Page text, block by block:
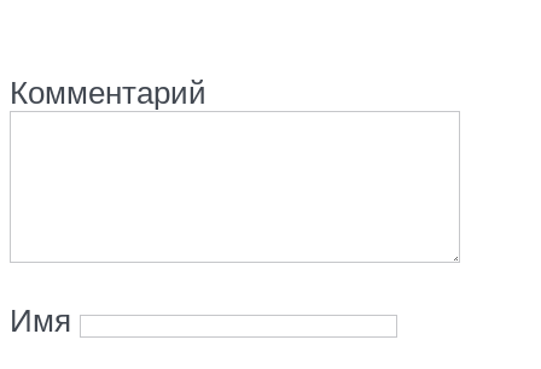
Комментарий
Имя